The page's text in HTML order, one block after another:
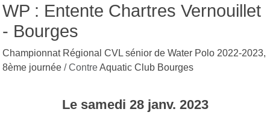
WP : Entente Chartres Vernouillet
- Bourges
Championnat Régional CVL sénior de Water Polo 2022-2023,
8ème journée / ContreAquatic Club Bourges
Le samedi 28 janv. 2023